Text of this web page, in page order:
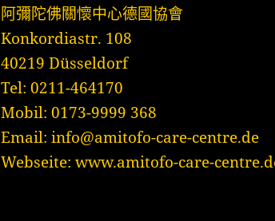
阿彌陀佛關懷中心德國協會
Konkordiastr. 108
40219 Düsseldorf
Tel: 0211-464170
Mobil: 0173-9999 368
Email: info@amitofo-care-centre.de
Webseite: www.amitofo-care-